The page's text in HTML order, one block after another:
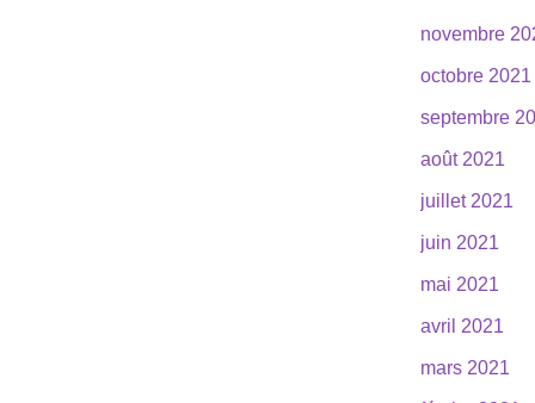
novembre
octobre 2021
septembre
août 2021
juillet 2021
juin 2021
mai 2021
avril 2021
mars 2021